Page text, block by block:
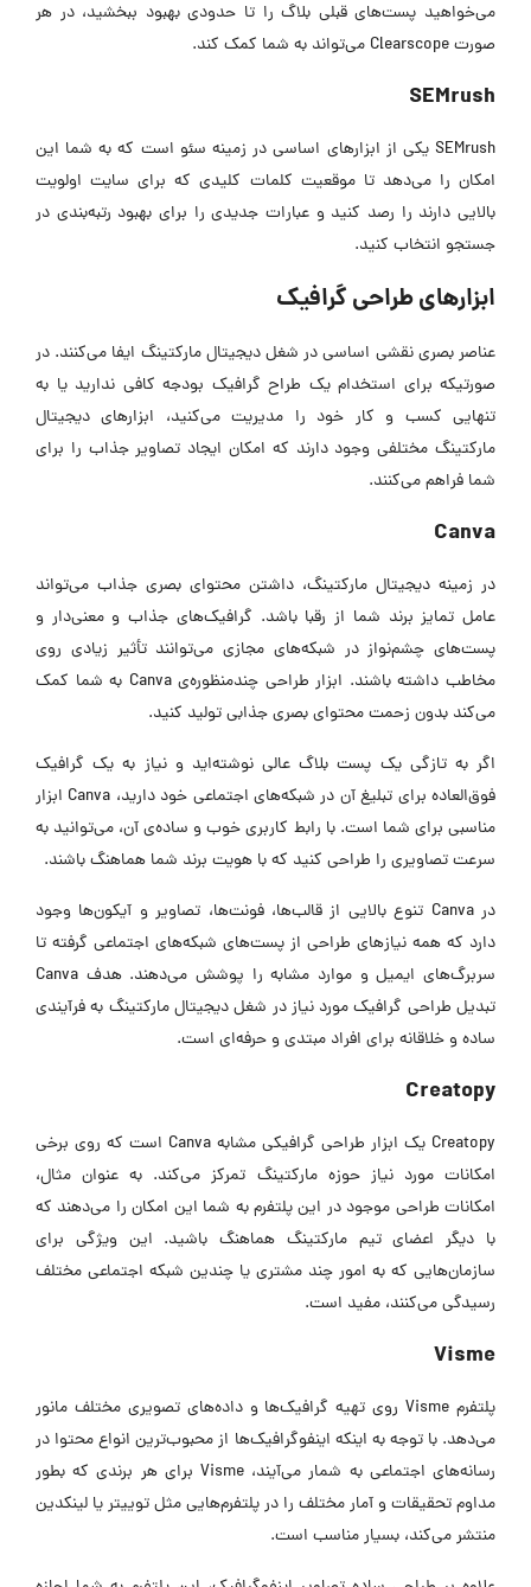
می‌خواهید پست‌های قبلی بلاگ را تا حدودی بهبود ببخشید، در هر
صورت Clearscope می‌تواند به شما کمک کند.
SEMrush
SEMrush یکی از ابزارهای اساسی در زمینه سئو است که به شما این
امکان را می‌دهد تا موقعیت کلمات کلیدی که برای سایت اولویت
بالایی دارند را رصد کنید و عبارات جدیدی را برای بهبود رتبه‌بندی در
جستجو انتخاب کنید.
ابزارهای طراحی گرافیک
عناصر بصری نقشی اساسی در شغل دیجیتال مارکتینگ ایفا می‌کنند. در
صورتیکه برای استخدام یک طراح گرافیک بودجه‌ کافی ندارید یا به
تنهایی کسب و کار خود را مدیریت می‌کنید، ابزارهای دیجیتال
مارکتینگ مختلفی وجود دارند که امکان ایجاد تصاویر جذاب را برای
شما فراهم می‌کنند.
Canva
در زمینه دیجیتال مارکتینگ، داشتن محتوای بصری جذاب می‌تواند
عامل تمایز برند شما از رقبا باشد. گرافیک‌های جذاب و معنی‌دار و
پست‌های چشم‌نواز در شبکه‌های مجازی می‌توانند تأثیر زیادی روی
مخاطب داشته باشند. ابزار طراحی چندمنظوره‌ی Canva به شما کمک
می‌کند بدون زحمت محتوای بصری جذابی تولید کنید.
اگر به تازگی یک پست بلاگ عالی نوشته‌اید و نیاز به یک گرافیک
فوق‌العاده برای تبلیغ آن در شبکه‌های اجتماعی خود دارید، Canva ابزار
مناسبی برای شما است. با رابط کاربری خوب و ساده‌ی آن، می‌توانید به
سرعت تصاویری را طراحی کنید که با هویت برند شما هماهنگ باشند.
در Canva تنوع بالایی از قالب‌ها، فونت‌ها، تصاویر و آیکون‌ها وجود
دارد که همه نیازهای طراحی از پست‌های شبکه‌های اجتماعی گرفته تا
سربرگ‌های ایمیل و موارد مشابه را پوشش می‌دهند. هدف Canva
تبدیل طراحی گرافیک مورد نیاز در شغل دیجیتال مارکتینگ به فرآیندی
ساده و خلاقانه برای افراد مبتدی و حرفه‌ای است.
Creatopy
Creatopy یک ابزار طراحی گرافیکی مشابه Canva است که روی برخی
امکانات مورد نیاز حوزه مارکتینگ تمرکز می‌کند. به عنوان مثال،
امکانات طراحی موجود در این پلتفرم به شما این امکان را می‌دهند که
با دیگر اعضای تیم مارکتینگ هماهنگ باشید. این ویژگی برای
سازمان‌هایی که به امور چند مشتری یا چندین شبکه اجتماعی مختلف
رسیدگی می‌کنند، مفید است.
Visme
پلتفرم Visme روی تهیه گرافیک‌ها و داده‌های تصویری مختلف مانور
می‌دهد. با توجه به اینکه اینفوگرافیک‌ها از محبوب‌ترین انواع محتوا در
رسانه‌های اجتماعی به شمار می‌آیند، Visme برای هر برندی که بطور
مداوم تحقیقات و آمار مختلف را در پلتفرم‌هایی مثل توییتر یا لینکدین
منتشر می‌کند، بسیار مناسب است.